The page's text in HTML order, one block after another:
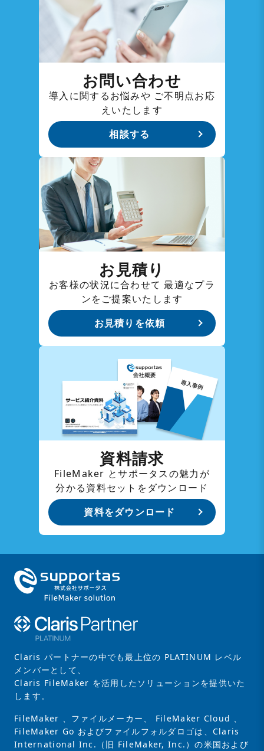
お問い合わせ
導入に関するお悩みや ご不明点お応
えいたします
相談する
お見積り
お客様の状況に合わせて 最適なプラ
ンをご提案いたします
お見積りを依頼
資料請求
FileMaker とサポータスの魅力が
分かる資料セットをダウンロード
資料をダウンロード
Claris パートナーの中でも最上位の PLATINUM レベル
メンバーとして、
Claris FileMaker を活用したソリューションを提供いた
します。
FileMaker 、ファイルメーカー、 FileMaker Cloud 、
FileMaker Go およびファイルフォルダロゴは、Claris
International Inc.（旧 FileMaker, Inc.）の米国および